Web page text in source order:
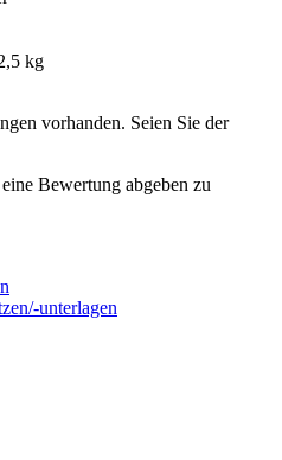
kg
vorhanden. Seien Sie der
Bewertung abgeben zu
unterlagen